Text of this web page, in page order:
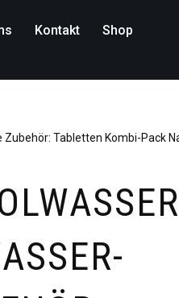
Kontakt
Shop
Tabletten Kombi-Pack